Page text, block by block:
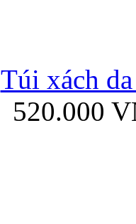
Bao da iPad
Túi xách
520.000